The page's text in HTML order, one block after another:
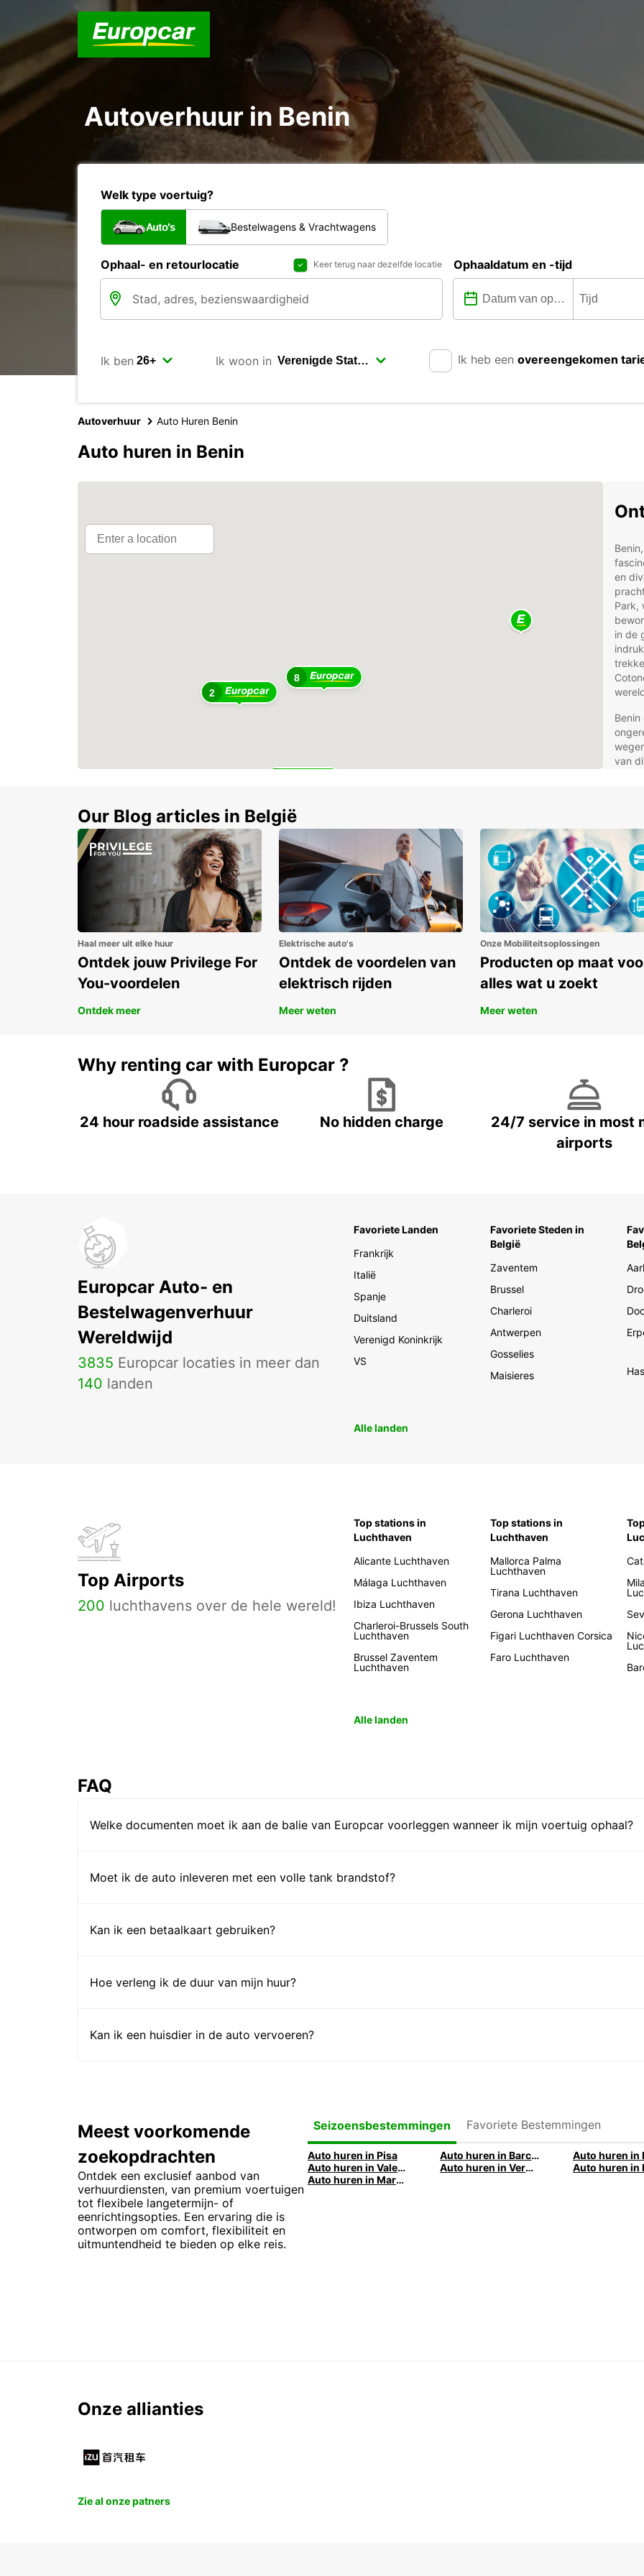
Autoverhuur in Benin
Welk type voertuig?
Auto's Bestelwagens & Vrachtwagens
Ophaal- en retourlocatie Keer terug naar dezelfde locatie Ophaaldatum en -tijd
Ik ben Ik woon in Ik heb een overeengekomen
Autoverhuur Auto Huren Benin
Auto huren in Benin
8
2
en
Park,
in de
van
uit
dag,
Kies
Our Blog articles in België
Haal meer uit elke huur
Ontdek jouw Privilege For
You-voordelen
Ontdek meer
Elektrische auto's
Ontdek de voordelen van
elektrisch rijden
Meer weten
Onze Mobiliteitsoplossingen
Producten op maat
alles wat u zoekt
Meer weten
Why renting car with Europcar ?
24 hour roadside assistance No hidden charge
24/7 service in most
airports
Europcar Auto- en
Bestelwagenverhuur
Wereldwijd
3835 Europcar locaties in meer dan
140 landen
Favoriete Landen
Frankrijk
Italië
Spanje
Duitsland
Verenigd Koninkrijk
VS
Favoriete Steden in
België
Zaventem
Brussel
Charleroi
Antwerpen
Gosselies
Maisieres
Alle landen
Top Airports
200 luchthavens over de hele wereld!
Top stations in
Luchthaven
Alicante Luchthaven
Málaga Luchthaven
Ibiza Luchthaven
Charleroi-Brussels South
Luchthaven
Brussel Zaventem
Luchthaven
Top stations in
Luchthaven
Mallorca Palma
Luchthaven
Tirana Luchthaven
Gerona Luchthaven
Figari Luchthaven Corsica
Faro Luchthaven
Alle landen
FAQ
Welke documenten moet ik aan de balie van Europcar voorleggen wanneer ik mijn voertuig ophaal?
Moet ik de auto inleveren met een volle tank brandstof?
Kan ik een betaalkaart gebruiken?
Hoe verleng ik de duur van mijn huur?
Kan ik een huisdier in de auto vervoeren?
Meest voorkomende
zoekopdrachten
Ontdek een exclusief aanbod van
verhuurdiensten, van premium voertuigen
tot flexibele langetermijn- of
eenrichtingsopties. Een ervaring die is
ontworpen om comfort, flexibiliteit en
uitmuntendheid te bieden op elke reis.
Seizoensbestemmingen Favoriete Bestemmingen
Auto huren in Pisa Auto huren in Barcelona Auto huren in
Auto huren in Valencia
Auto huren in Verona Auto huren in
Auto huren in Marseille
Onze allianties
Zie al onze patners